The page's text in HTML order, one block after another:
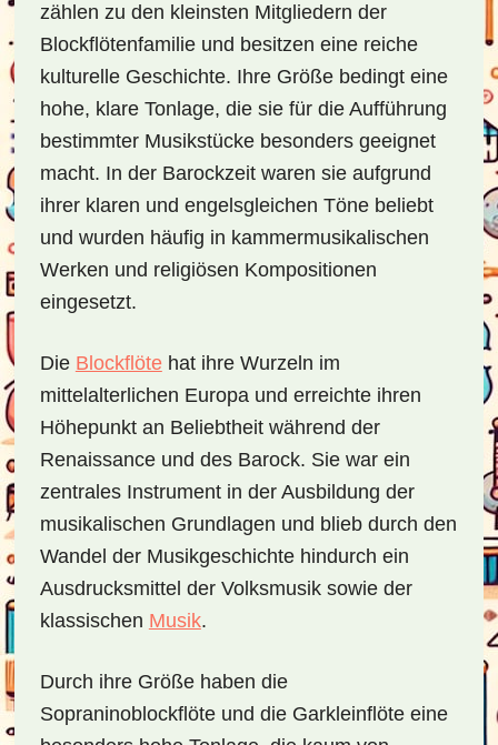
zählen zu den kleinsten Mitgliedern der
Blockflötenfamilie und besitzen eine reiche
kulturelle Geschichte. Ihre Größe bedingt eine
hohe, klare Tonlage, die sie für die Aufführung
bestimmter Musikstücke besonders geeignet
macht. In der Barockzeit waren sie aufgrund
ihrer klaren und engelsgleichen Töne beliebt
und wurden häufig in kammermusikalischen
Werken und religiösen Kompositionen
eingesetzt.
Die Blockflötehat ihre Wurzeln im
mittelalterlichen Europa und erreichte ihren
Höhepunkt an Beliebtheit während der
Renaissance und des Barock. Sie war ein
zentrales Instrument in der Ausbildung der
musikalischen Grundlagen und blieb durch den
Wandel der Musikgeschichte hindurch ein
Ausdrucksmittel der Volksmusik sowie der
klassischen Musik.
Durch ihre Größe haben die
Sopraninoblockflöte und die Garkleinflöte eine